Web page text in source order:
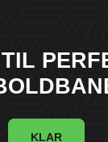
KLAR